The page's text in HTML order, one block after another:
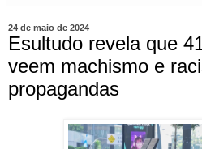
24 de maio de 2024
Esultudo revela que
veem machismo e
propagandas